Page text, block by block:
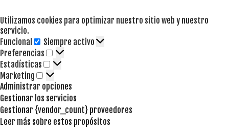
Utilizamos cookies para optimizar nuestro sitio web y nuestro
servicio.
Funcional
Funcional
Siempre activo
Preferencias
Preferencias
Estadísticas Estadísticas
Marketing Marketing
Administrar opciones
Gestionar los servicios
Gestionar {vendor_count} proveedores
Leer más sobre estos propósitos